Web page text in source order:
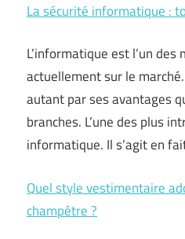
La sécurité informatique :
L’informatique est l’un
actuellement sur le
autant par ses avantages
branches. L’une des plus
informatique. Il s’agit en
Quel style vestimentaire
champêtre ?